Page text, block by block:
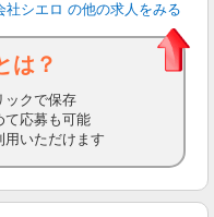
社シエロ の他の求人をみる
は？
ックで保存
て応募も可能
用いただけます